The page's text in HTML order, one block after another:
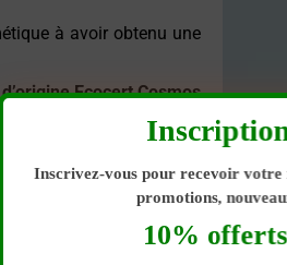
à avoir obtenu une
Ecocert Cosmos
producteurs agrées
des charges très précis.
polynésionne et de la
en faisant macérer des
huile est à extraire de
Inscrivez-vous pour recevoir votre
promotions,
10%